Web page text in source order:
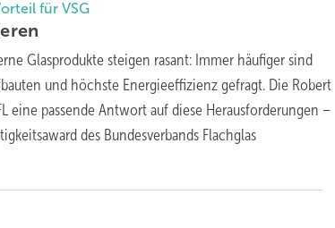
für VSG
Glasprodukte steigen rasant: Immer häufiger sind
und höchste Energieeffizienz gefragt. Die Robert
eine passende Antwort auf diese Herausforderungen –
des Bundesverbands Flachglas